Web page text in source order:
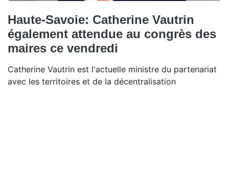
Haute-Savoie: Catherine Vautrin
également attendue au congrès des
maires ce vendredi
Catherine Vautrin est l'actuelle ministre du partenariat
avec les territoires et de la décentralisation